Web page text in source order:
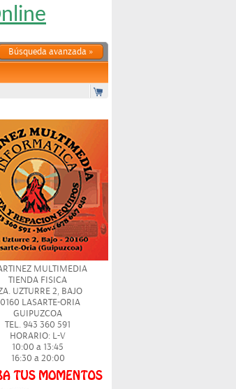
Búsqueda avanzada »
MULTIMEDIA
TIENDA FISICA
UZTURRE 2, BAJO
LASARTE-ORIA
GUIPUZCOA
TEL. 943 360 591
HORARIO: L-V
10:00 a 13:45
16:30 a 20:00